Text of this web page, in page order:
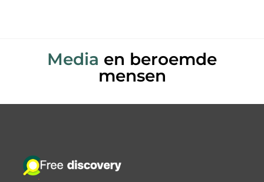
Media en beroemde
mensen